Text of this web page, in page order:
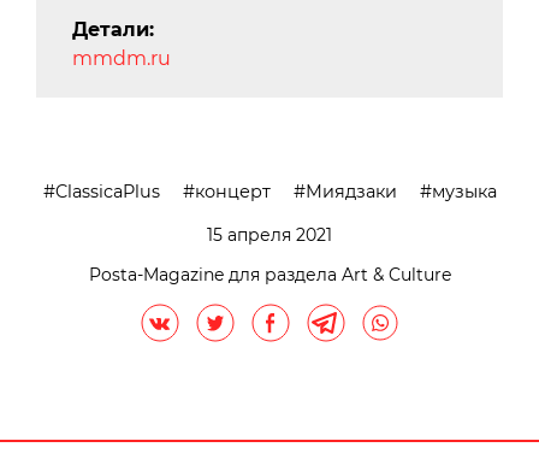
Детали:
mmdm.ru
ClassicaPlus концерт Миядзаки
музыка
15 апреля 2021
Posta-Magazine для раздела Art & Culture